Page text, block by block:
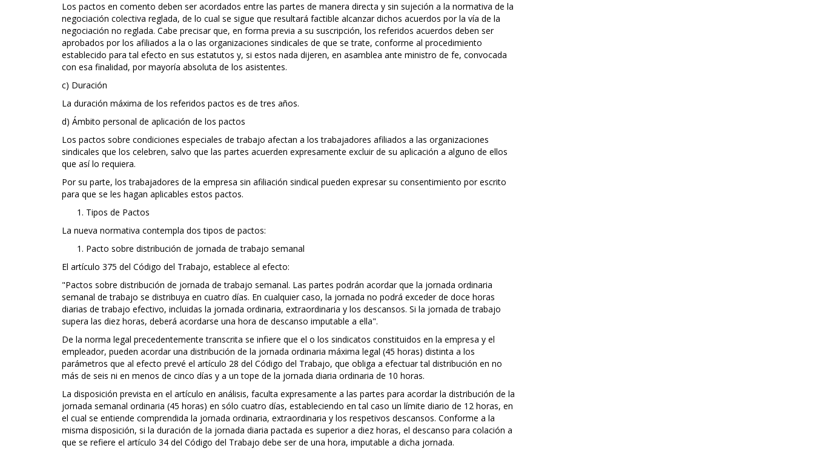
Los pactos en comento deben ser acordados entre las partes de manera directa y sin sujeción a la normativa de la
negociación colectiva reglada, de lo cual se sigue que resultará factible alcanzar dichos acuerdos por la vía de la
negociación no reglada. Cabe precisar que, en forma previa a su suscripción, los referidos acuerdos deben ser
aprobados por los afiliados a la o las organizaciones sindicales de que se trate, conforme al procedimiento
establecido para tal efecto en sus estatutos y, si estos nada dijeren, en asamblea ante ministro de fe, convocada
con esa finalidad, por mayoría absoluta de los asistentes.
c) Duración
La duración máxima de los referidos pactos es de tres años.
d) Ámbito personal de aplicación de los pactos
Los pactos sobre condiciones especiales de trabajo afectan a los trabajadores afiliados a las organizaciones
sindicales que los celebren, salvo que las partes acuerden expresamente excluir de su aplicación a alguno de ellos
que así lo requiera.
Por su parte, los trabajadores de la empresa sin afiliación sindical pueden expresar su consentimiento por escrito
para que se les hagan aplicables estos pactos.
Tipos de Pactos
La nueva normativa contempla dos tipos de pactos:
Pacto sobre distribución de jornada de trabajo semanal
El artículo 375 del Código del Trabajo, establece al efecto:
"Pactos sobre distribución de jornada de trabajo semanal. Las partes podrán acordar que la jornada ordinaria
semanal de trabajo se distribuya en cuatro días. En cualquier caso, la jornada no podrá exceder de doce horas
diarias de trabajo efectivo, incluidas la jornada ordinaria, extraordinaria y los descansos. Si la jornada de trabajo
supera las diez horas, deberá acordarse una hora de descanso imputable a ella".
De la norma legal precedentemente transcrita se infiere que el o los sindicatos constituidos en la empresa y el
empleador, pueden acordar una distribución de la jornada ordinaria máxima legal (45 horas) distinta a los
parámetros que al efecto prevé el artículo 28 del Código del Trabajo, que obliga a efectuar tal distribución en no
más de seis ni en menos de cinco días y a un tope de la jornada diaria ordinaria de 10 horas.
La disposición prevista en el artículo en análisis, faculta expresamente a las partes para acordar la distribución de la
jornada semanal ordinaria (45 horas) en sólo cuatro días, estableciendo en tal caso un límite diario de 12 horas, en
el cual se entiende comprendida la jornada ordinaria, extraordinaria y los respetivos descansos. Conforme a la
misma disposición, si la duración de la jornada diaria pactada es superior a diez horas, el descanso para colación a
que se refiere el artículo 34 del Código del Trabajo debe ser de una hora, imputable a dicha jornada.